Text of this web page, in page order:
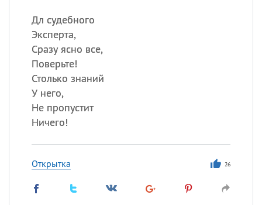
Дл судебного
Эксперта,
Сразу ясно все,
Поверьте!
Столько знаний
У него,
Не пропустит
Ничего!
Открытка 26